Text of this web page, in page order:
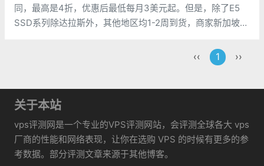
同，最高是4折，优惠后最低每月3美元起。但是，除了E5
SSD系列除达拉斯外，其他地区均1-2周到货，商家新加坡不
7日。E5 SSD系列 (6折优惠码：BVYI7TQS66)CPU：1
‹‹ 1 ››
关于本站
vps评测网是一个专业的VPS评测网站，会评测全球各大 vps
厂商的性能和网络表现，让你在选购 VPS 的时候有更多的参
考数据。部分评测文章来源于其他博客。